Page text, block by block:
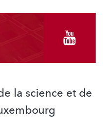
la science et de